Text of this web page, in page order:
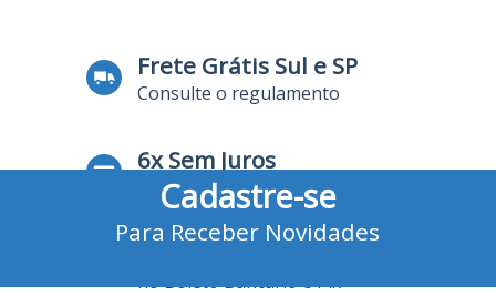
Frete Grátis Sul e SP
Consulte o regulamento
6x Sem Juros
no Cartão de Crédito
no Boleto Bancário e Pix
Cadastre-se
Para Receber Novidades